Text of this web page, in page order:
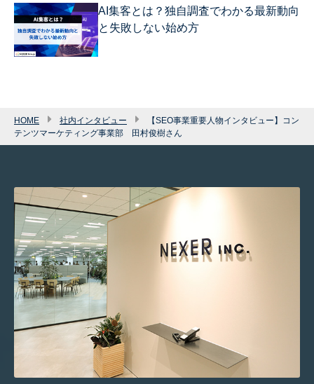
AI集客とは？独自調査でわかる最新動向
と失敗しない始め方
HOME 社内インタビュー
【SEO事業重要人物インタビュー】コン
テンツマーケティング事業部 田村俊樹さん